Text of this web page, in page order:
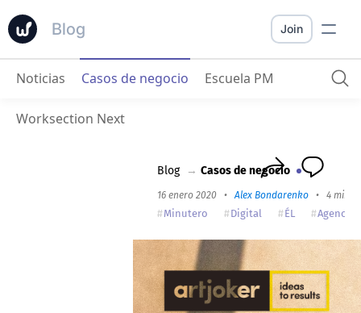
Blog
ArtJoker : Buen orden y comunicación en empresas digitales
Join
Noticias Casos de negocio Escuela PM
Worksection Next
Blog → Casos de negocio
16 enero 2020 •Alex Bondarenko • 4 min
Minutero Digital ÉL Agencia